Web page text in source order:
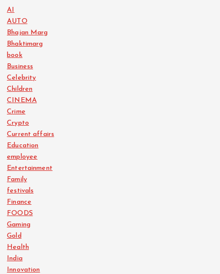
AI
AUTO
Bhajan Marg
Bhaktimarg
book
Business
Celebrity
Children
CINEMA
Crime
Crypto
Current affairs
Education
employee
Entertainment
Family
festivals
Finance
FOODS
Gaming
Gold
Health
India
Innovation